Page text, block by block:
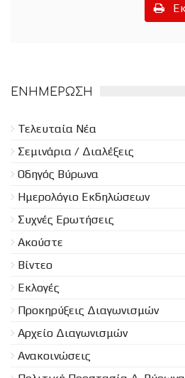
ΕΝΗΜΈΡΩΣΗ
Τελευταία Νέα
Σεμινάρια / Διαλέξεις
Οδηγός Βύρωνα
Ημερολόγιο Εκδηλώσεων
Συχνές Ερωτήσεις
Ακούστε
Βίντεο
Εκλογές
Προκηρύξεις Διαγωνισμών
Aρχείο Διαγωνισμών
Ανακοινώσεις